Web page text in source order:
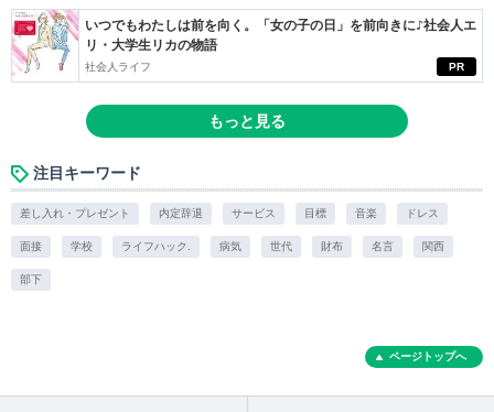
PR
いつでもわたしは前を向く。「女の子の日」を前向きに♪社会人エ
リ・大学生リカの物語
社会人ライフ
もっと見る
注目キーワード
差し入れ・プレゼント 内定辞退 サービス 目標 音楽 ドレス
面接 学校 ライフハック. 病気 世代 財布 名言 関西
部下
ページトップへ